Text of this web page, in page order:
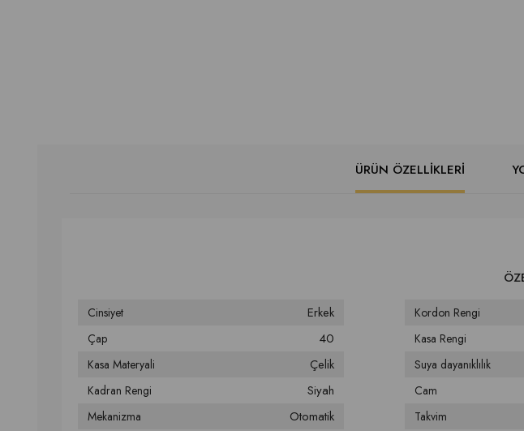
ÜRÜN ÖZELLIKLERI
Cinsiyet Erkek
Çap 40
Kasa Materyali Çelik
Kadran Rengi Siyah
Mekanizma Otomatik
Kordon Rengi
Kasa Rengi
Suya dayanıklılık
Cam
Takvim